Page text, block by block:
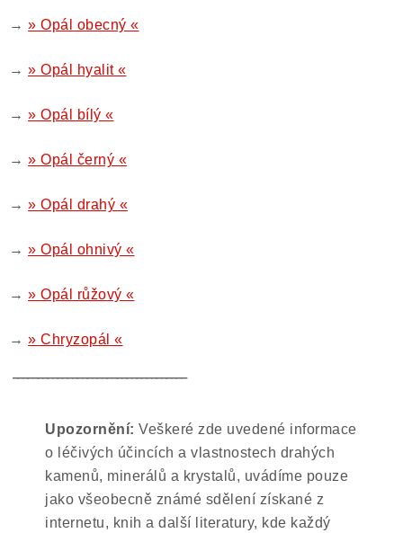
Ochrana osobních údajů
Výkup minerálů a drahých kamenů
Formulář pro odstoupení od smlouvy
→ » Opál obecný «
→ » Opál hyalit «
→ » Opál bílý «
→ » Opál černý «
→ » Opál drahý «
→ » Opál ohnivý «
→ » Opál růžový «
→ » Chryzopál «
‾‾‾‾‾‾‾‾‾‾‾‾‾‾‾‾‾‾‾‾‾‾‾‾‾‾‾‾‾‾‾‾‾‾‾
Upozornění: Veškeré zde uvedené informace
o léčivých účincích a vlastnostech drahých
kamenů, minerálů a krystalů, uvádíme pouze
jako všeobecně známé sdělení získané z
internetu, knih a další literatury, kde každý